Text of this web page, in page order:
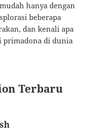
hanya dengan
beberapa
dan kenali apa
primadona di dunia
Terbaru